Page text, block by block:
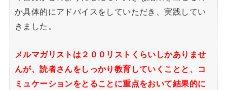
か具体的にアドバイスをしていただき、実践してい
きました。
メルマガリストは２００リストくらいしかありませ
んが、読者さんをしっかり教育していくことと、コ
ミュケーションをとることに重点をおいて結果的に